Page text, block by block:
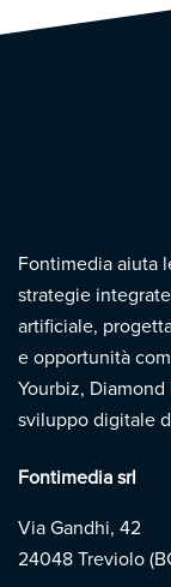
Fontimedia aiuta
strategie
artificiale,
e opportunità
Yourbiz,
sviluppo digitale
Fontimedia srl
Via Gandhi, 42
24048 Treviolo